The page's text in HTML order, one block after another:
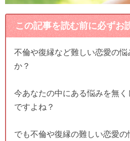
この記事を読む前に必ずお
不倫や復縁など難しい恋愛の
か？
今あなたの中にある悩みを無
ですよね？
でも不倫や復縁の難しい恋愛